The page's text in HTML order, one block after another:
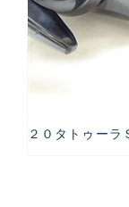
２０タトゥーラ